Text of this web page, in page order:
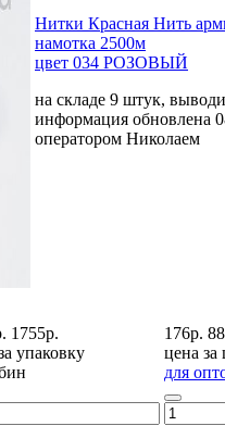
Нитки Красная Нить
намотка 2500м
цвет 034 РОЗОВЫЙ
на складе 9 штук,
информация обновлена
оператором Николаем
1755р.
упаковку
176р.
цена за
для